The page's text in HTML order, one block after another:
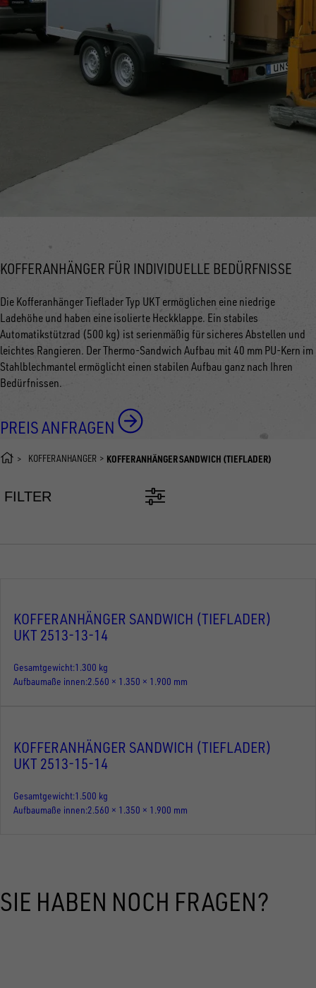
KOFFERANHÄNGER FÜR INDIVIDUELLE BEDÜRFNISSE
Die Kofferanhänger Tieflader Typ UKT ermöglichen eine niedrige
Ladehöhe und haben eine isolierte Heckklappe. Ein stabiles
Automatikstützrad (500 kg) ist serienmäßig für sicheres Abstellen und
leichtes Rangieren. Der Thermo-Sandwich Aufbau mit 40 mm PU-Kern im
Stahlblechmantel ermöglicht einen stabilen Aufbau ganz nach Ihren
Bedürfnissen.
PREIS ANFRAGEN
KOFFERANHÄNGER KOFFERANHÄNGER SANDWICH (TIEFLADER)
FILTER
KOFFERANHÄNGER SANDWICH (TIEFLADER)
UKT 2513-13-14
Gesamtgewicht 1.300 kg
Aufbaumaße innen 2.560 × 1.350 × 1.900 mm
KOFFERANHÄNGER SANDWICH (TIEFLADER)
UKT 2513-15-14
Gesamtgewicht 1.500 kg
Aufbaumaße innen 2.560 × 1.350 × 1.900 mm
SIE HABEN NOCH FRAGEN?